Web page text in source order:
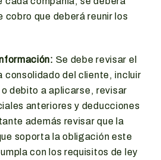
cobro que deberá reunir los
Se debe revisar el
consolidado del cliente, incluir
debito a aplicarse, revisar
anteriores y deducciones
además revisar que la
soporta la obligación este
con los requisitos de ley